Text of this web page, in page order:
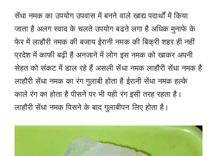
सेंधा नमक का उपयोग उपवास में बनने वाले खाद्य पदार्थों में किया
जाता है अलग स्वाद के चलते उपयोग बढऩे लगा है अधिक मुनाफे के
फेर में लाहौरी नमक की बजाय ईरानी नमक की बिक्री शहर ही नहीं
प्रदेश में काफी बढ़ी है अनजाने में लोग इस नमक को खाकर अपनी
सेहत को संकट में डाल रहे हैं असली सेंधा नमक लाहौरी सेंधा नमक है
लाहौरी सेंधा नमक का रंग गुलाबी होता है ईरानी सेंधा नमक हल्के
काले रंग का होता है पीसने पर भी यही रंग इसी तरह रहता है।
लाहौरी सेंधा नमक पिसने के बाद गुलाबीपन लिए होता है।